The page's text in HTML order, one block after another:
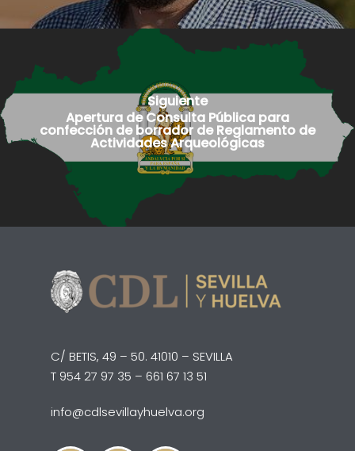
Siguiente
Apertura de Consulta Pública para
confección de borrador de Reglamento de
Actividades Arqueológicas
C/ BETIS, 49 – 50. 41010 – SEVILLA
T 954 27 97 35 – 661 67 13 51
info@cdlsevillayhuelva.org
Incidencias
Contacto